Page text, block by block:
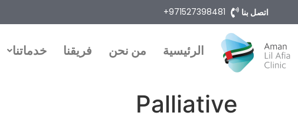
اتصل بنا 971527398481+
الرئيسية من نحن فريقنا خدماتنا
Palliative